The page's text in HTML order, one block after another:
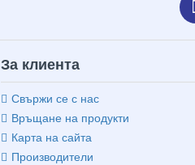
За клиента
Свържи се с нас
Връщане на продукти
Карта на сайта
Производители